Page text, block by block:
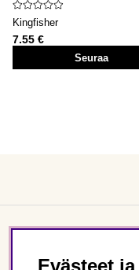
Kingfisher
7.55 €
Seuraa